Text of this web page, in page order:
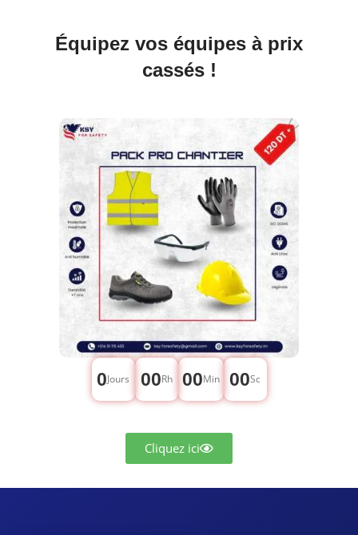
Équipez vos équipes à prix
cassés !
0Jours 00Rh 00Min 00Sc
Cliquez ici